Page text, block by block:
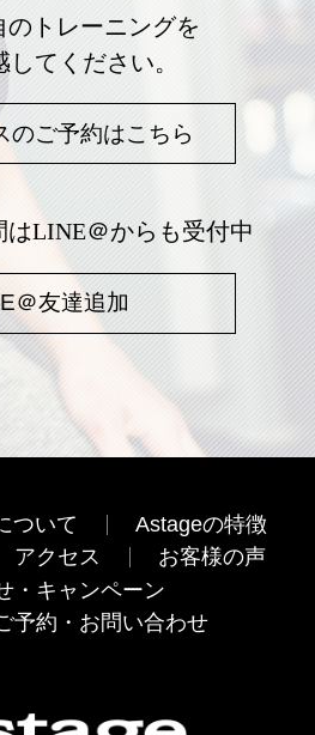
のトレーニングを
てください。
のご予約はこちら
はLINE＠からも受付中
＠友達追加
ついて
Astageの特徴
アクセス
お客様の声
・キャンペーン
予約・お問い合わせ